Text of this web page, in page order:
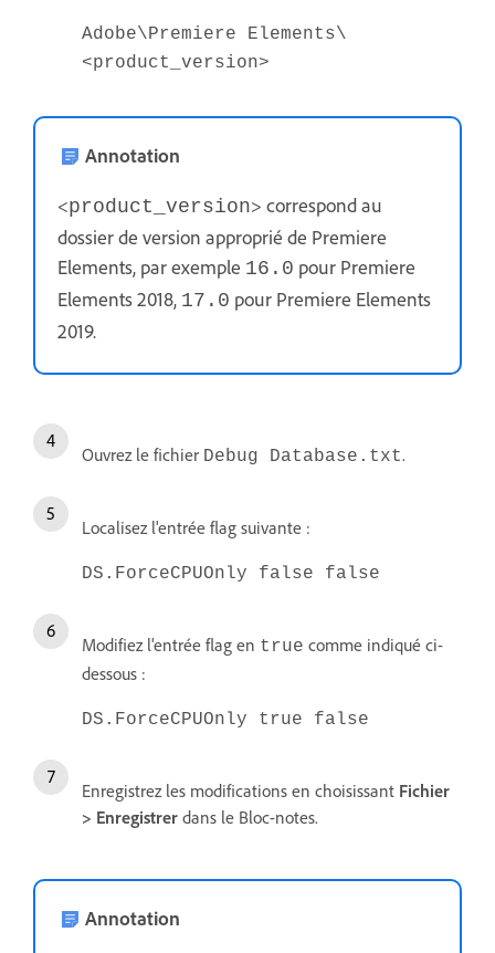
Adobe\Premiere Elements\
<product_version>
Annotation
<product_version> correspond au
dossier de version approprié de Premiere
Elements, par exemple 16.0 pour Premiere
Elements 2018, 17.0 pour Premiere Elements
2019.
Ouvrez le fichier Debug Database.txt.
Localisez l'entrée flag suivante :
DS.ForceCPUOnly false false
Modifiez l'entrée flag en true comme indiqué ci-
dessous :
DS.ForceCPUOnly true false
Enregistrez les modifications en choisissant Fichier
> Enregistrer dans le Bloc-notes.
Annotation